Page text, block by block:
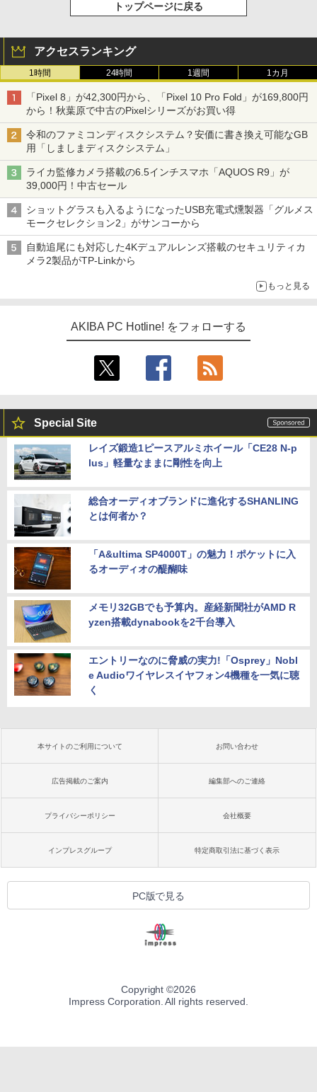
トップページに戻る
アクセスランキング
1時間 24時間 1週間 1カ月
「Pixel 8」が42,300円から、「Pixel 10 Pro Fold」が169,800円
から！秋葉原で中古のPixelシリーズがお買い得
令和のファミコンディスクシステム？安価に書き換え可能なGB
用「しましまディスクシステム」
ライカ監修カメラ搭載の6.5インチスマホ「AQUOS R9」が
39,000円！中古セール
ショットグラスも入るようになったUSB充電式燻製器「グルメス
モークセレクション2」がサンコーから
自動追尾にも対応した4Kデュアルレンズ搭載のセキュリティカ
メラ2製品がTP-Linkから
もっと見る
AKIBA PC Hotline! をフォローする
Special Site
レイズ鍛造1ピースアルミホイール「CE28 N-p
lus」軽量なままに剛性を向上
総合オーディオブランドに進化するSHANLING
とは何者か？
「A&ultima SP4000T」の魅力！ポケットに入
るオーディオの醍醐味
メモリ32GBでも予算内。産経新聞社がAMD R
yzen搭載dynabookを2千台導入
エントリーなのに脅威の実力!「Osprey」Nobl
e Audioワイヤレスイヤフォン4機種を一気に聴
く
本サイトのご利用について お問い合わせ
広告掲載のご案内 編集部へのご連絡
プライバシーポリシー 会社概要
インプレスグループ 特定商取引法に基づく表示
PC版で見る
Copyright ©2026
Impress Corporation. All rights reserved.